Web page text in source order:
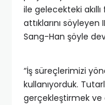
ile gelecekteki
attıklarını söyleyen
Sang-Han şöyle
“İş süreçlerimizi
kullanıyorduk.
gerçekleştirmek